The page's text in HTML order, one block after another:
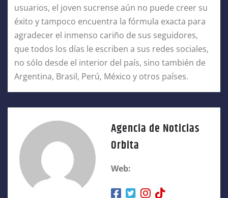
usuarios, el joven sucrense aún no puede creer su
éxito y tampoco encuentra la fórmula exacta para
agradecer el inmenso cariño de sus seguidores,
que todos los días le escriben a sus redes sociales,
no sólo desde el interior del país, sino también de
Argentina, Brasil, Perú, México y otros países.
Agencia de Noticias
Orbita
Web: